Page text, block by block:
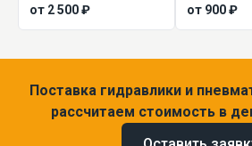
от 2 500 ₽
100, 250
от 900 ₽
Поставка гидравлики и
рассчитаем стоимость в